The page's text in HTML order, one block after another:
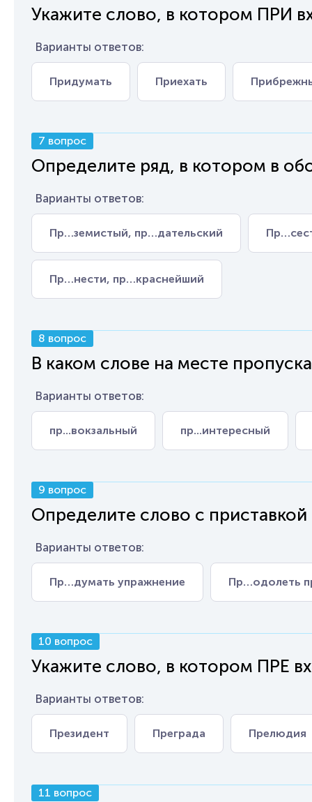
Укажите слово, в котором ПРИ
Варианты ответов:
Придумать Приехать
7 вопрос
Определите ряд, в котором в
Варианты ответов:
Пр…земистый, пр…дательский
Пр…нести, пр…краснейший
8 вопрос
В каком слове на месте
Варианты ответов:
пр...вокзальный пр...интересный
9 вопрос
Определите слово с
Варианты ответов:
Пр…думать упражнение Пр…одолеть
10 вопрос
Укажите слово, в котором ПРЕ
Варианты ответов:
Президент Преграда Прелюдия
11 вопрос